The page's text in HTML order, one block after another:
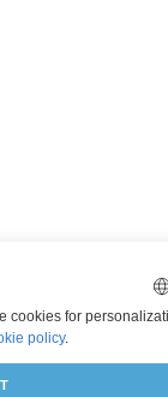
cookies for
policy.